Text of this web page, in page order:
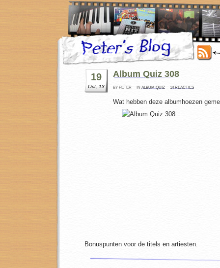
19
Oct, 13
Album Quiz 308
BY PETER IN ALBUM QUIZ 14 REACTIES
Wat hebben deze albumhoezen
Bonuspunten voor de titels en artiesten.